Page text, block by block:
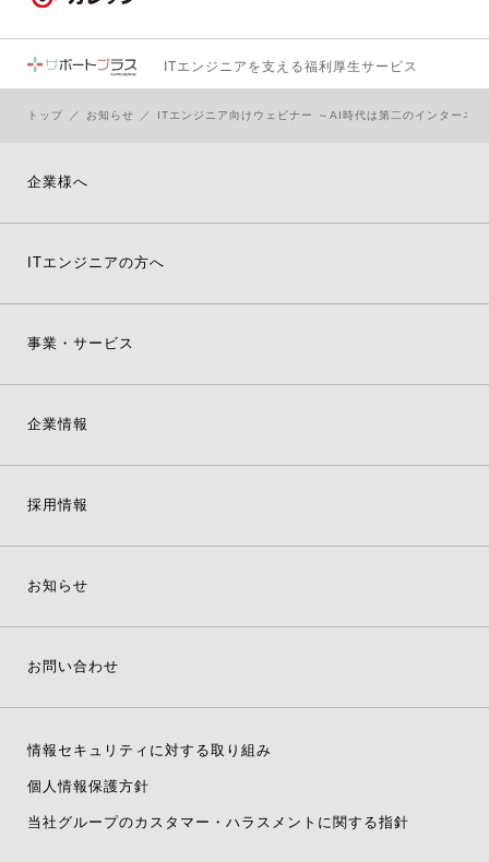
ITエンジニアを支える福利厚生サービス
トップ お知らせ ITエンジニア向けウェビナー ～AI時代は第二のインターネ
企業様へ
ITエンジニアの方へ
事業・サービス
企業情報
採用情報
お知らせ
お問い合わせ
情報セキュリティに対する取り組み
個人情報保護方針
当社グループのカスタマー・ハラスメントに関する指針